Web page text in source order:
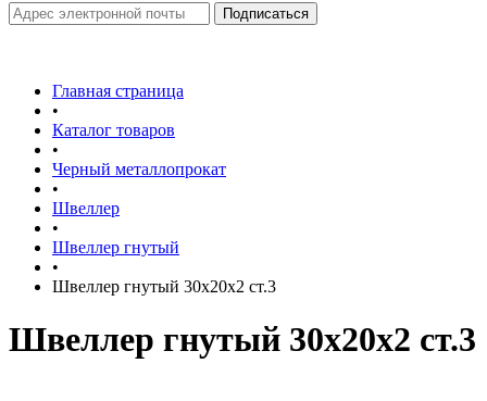
Главная страница
•
Каталог товаров
•
Черный металлопрокат
•
Швеллер
•
Швеллер гнутый
•
Швеллер гнутый 30х20х2 ст.3
Швеллер гнутый 30х20х2 ст.3